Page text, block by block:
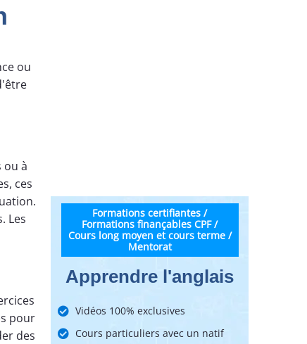
ou
ou à
ces
Les
pour
des
Formations certifiantes /
Formations finançables CPF /
Cours long moyen et cours terme /
Mentorat
Apprendre l'anglais
Vidéos 100% exclusives
Cours particuliers avec un natif